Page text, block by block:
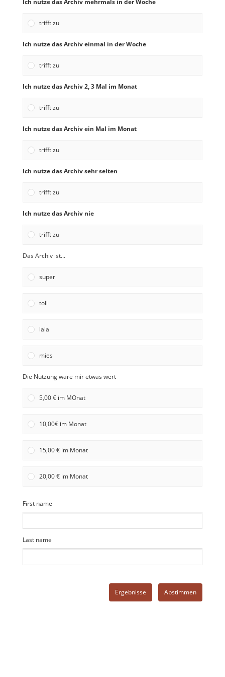
Ich nutze das Archiv mehrmals in der Woche
trifft zu
Ich nutze das Archiv einmal in der Woche
trifft zu
Ich nutze das Archiv 2, 3 Mal im Monat
trifft zu
Ich nutze das Archiv ein Mal im Monat
trifft zu
Ich nutze das Archiv sehr selten
trifft zu
Ich nutze das Archiv nie
trifft zu
Das Archiv ist...
super
toll
lala
mies
Die Nutzung wäre mir etwas wert
5,00 € im MOnat
10,00€ im Monat
15,00 € im Monat
20,00 € im Monat
First name
Last name
Ergebnisse Abstimmen